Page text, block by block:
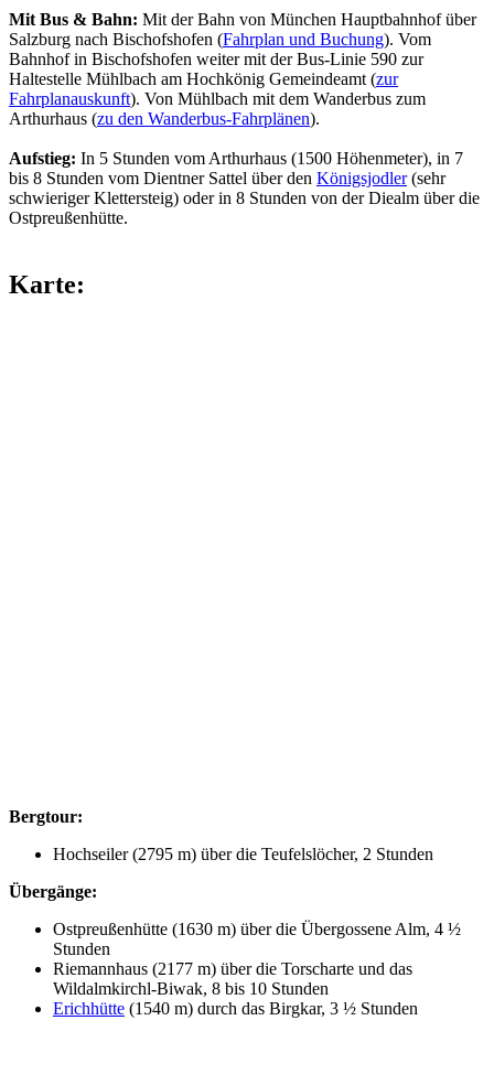
Mit Bus & Bahn: Mit der Bahn von München Hauptbahnhof über
Salzburg nach Bischofshofen (Fahrplan und Buchung). Vom
Bahnhof in Bischofshofen weiter mit der Bus-Linie 590 zur
Haltestelle Mühlbach am Hochkönig Gemeindeamt (zur
Fahrplanauskunft). Von Mühlbach mit dem Wanderbus zum
Arthurhaus (zu den Wanderbus-Fahrplänen).
Aufstieg: In 5 Stunden vom Arthurhaus (1500 Höhenmeter), in 7
bis 8 Stunden vom Dientner Sattel über den Königsjodler(sehr
schwieriger Klettersteig) oder in 8 Stunden von der Diealm über die
Ostpreußenhütte.
Karte:
Bergtour:
Hochseiler (2795 m) über die Teufelslöcher, 2 Stunden
Übergänge:
Ostpreußenhütte (1630 m) über die Übergossene Alm, 4 ½
Stunden
Riemannhaus (2177 m) über die Torscharte und das
Wildalmkirchl-Biwak, 8 bis 10 Stunden
Erichhütte (1540 m) durch das Birgkar, 3 ½ Stunden